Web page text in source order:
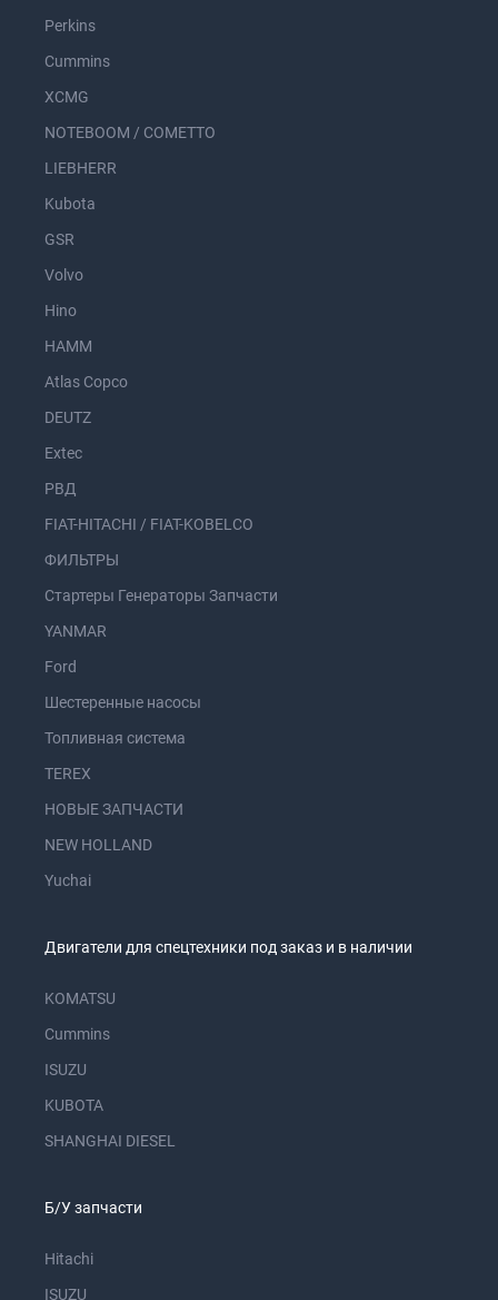
Perkins
Cummins
XCMG
NOTEBOOM / COMETTO
LIEBHERR
Kubota
GSR
Volvo
Hino
HAMM
Atlas Copco
DEUTZ
Extec
РВД
FIAT-HITACHI / FIAT-KOBELCO
ФИЛЬТРЫ
Стартеры Генераторы Запчасти
YANMAR
Ford
Шестеренные насосы
Топливная система
TEREX
НОВЫЕ ЗАПЧАСТИ
NEW HOLLAND
Yuchai
Двигатели для спецтехники под заказ и в наличии
KOMATSU
Cummins
ISUZU
KUBOTA
SHANGHAI DIESEL
Б/У запчасти
Hitachi
ISUZU